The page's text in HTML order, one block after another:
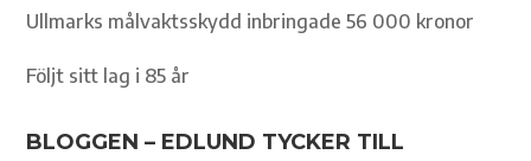
Ullmarks målvaktsskydd inbringade 56 000 kronor
Följt sitt lag i 85 år
BLOGGEN – EDLUND TYCKER TILL